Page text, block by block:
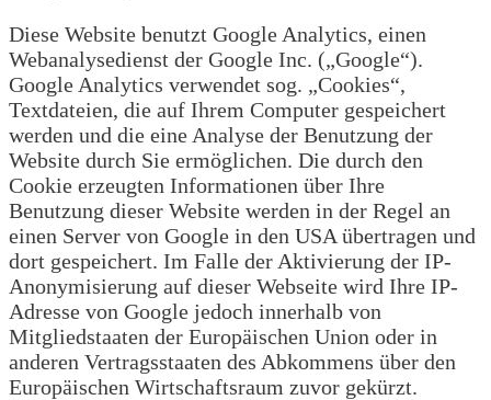
Diese Website benutzt Google Analytics, einen
Webanalysedienst der Google Inc. („Google“).
Google Analytics verwendet sog. „Cookies“,
Textdateien, die auf Ihrem Computer gespeichert
werden und die eine Analyse der Benutzung der
Website durch Sie ermöglichen. Die durch den
Cookie erzeugten Informationen über Ihre
Benutzung dieser Website werden in der Regel an
einen Server von Google in den USA übertragen und
dort gespeichert. Im Falle der Aktivierung der IP-
Anonymisierung auf dieser Webseite wird Ihre IP-
Adresse von Google jedoch innerhalb von
Mitgliedstaaten der Europäischen Union oder in
anderen Vertragsstaaten des Abkommens über den
Europäischen Wirtschaftsraum zuvor gekürzt.